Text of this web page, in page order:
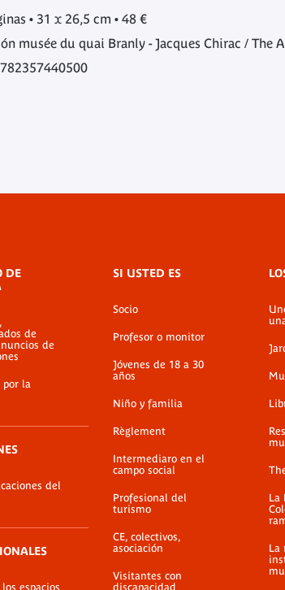
• 31 x 26,5 cm • 48 €
musée du quai Branly - Jacques Chirac / The
DE
de
de
por la
del
espacios
SI USTED ES
Socio
Profesor o monitor
Jóvenes de 18 a 30
años
Niño y familia
Règlement
Intermediaro en el
campo social
Profesional del
turismo
CE, colectivos,
asociación
Visitantes con
discapacidad
La
La